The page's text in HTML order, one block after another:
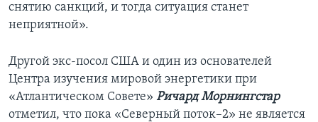
снятию санкций, и тогда ситуация станет
неприятной».
Другой экс-посол США и один из основателей
Центра изучения мировой энергетики при
«Атлантическом Совете» Ричард Морнингстар
отметил, что пока «Северный поток–2» не является